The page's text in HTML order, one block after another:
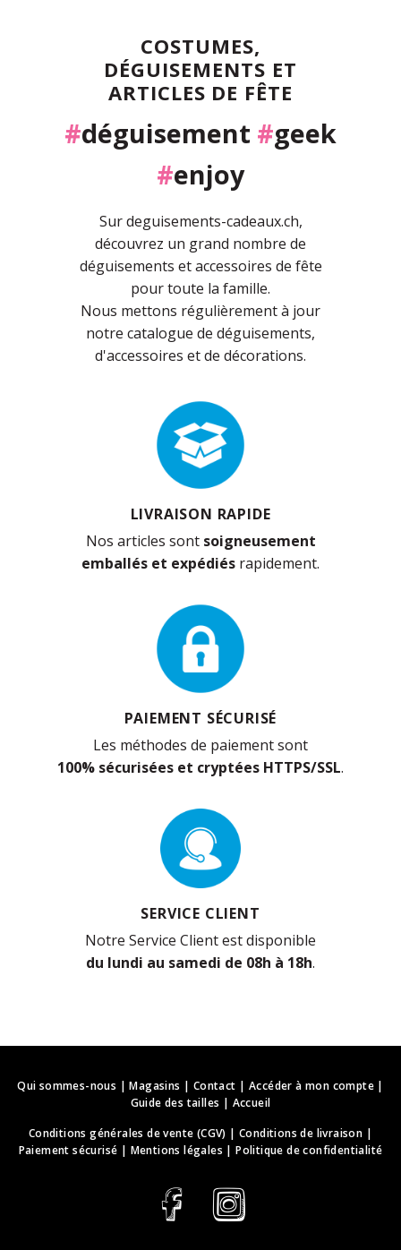
COSTUMES,
DÉGUISEMENTS ET
ARTICLES DE FÊTE
#déguisement #geek
#enjoy
Sur deguisements-cadeaux.ch,
découvrez un grand nombre de
déguisements et accessoires de fête
pour toute la famille.
Nous mettons régulièrement à jour
notre catalogue de déguisements,
d'accessoires et de décorations.
LIVRAISON RAPIDE
Nos articles sont soigneusement
emballés et expédiés rapidement.
PAIEMENT SÉCURISÉ
Les méthodes de paiement sont
100% sécurisées et cryptées HTTPS/SSL.
SERVICE CLIENT
Notre Service Client est disponible
du lundi au samedi de 08h à 18h.
Qui sommes-nous |Magasins | Contact | Accéder à mon compte|
Guide des tailles | Accueil
Conditions générales de vente (CGV) |Conditions de livraison |
Paiement sécurisé | Mentions légales |Politique de confidentialité